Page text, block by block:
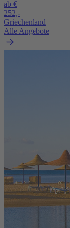
ab €
252,-
Griechenland
Alle Angebote